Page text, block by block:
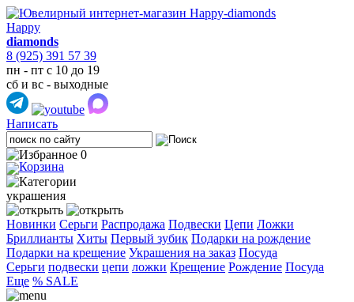
Happy
diamonds
8 (925) 391 57 39
пн - пт с 10 до 19
сб и вс - выходные
Написать
0
украшения
Новинки Серьги Распродажа Подвески Цепи Ложки
Бриллианты Хиты Первый зубик Подарки на рождение
Подарки на крещение Украшения на заказ Посуда
Cерьги подвески цепи ложки Крещение Рождение Посуда
Еще % SALE